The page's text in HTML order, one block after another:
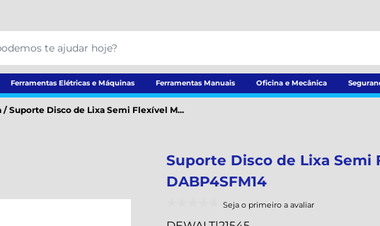
Ferramentas Elétricas e Máquinas Ferramentas Manuais Oficina e Mecânica
/ Suporte Disco de Lixa Semi Flexível M...
Suporte Disco de Lixa Semi
DABP4SFM14
Seja o primeiro a avaliar